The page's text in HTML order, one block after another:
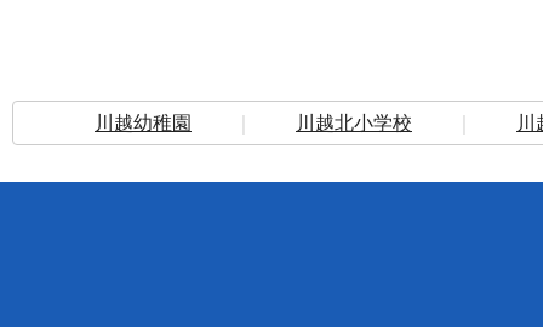
川越幼稚園 川越北小学校 川